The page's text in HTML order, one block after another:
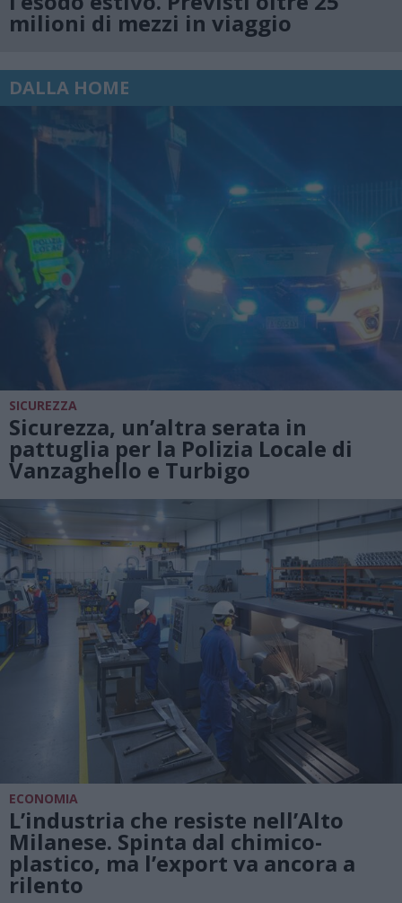
milioni di mezzi in viaggio
DALLA HOME
SICUREZZA
Sicurezza, un’altra serata in
pattuglia per la Polizia Locale di
Vanzaghello e Turbigo
ECONOMIA
L’industria che resiste nell’Alto
Milanese. Spinta dal chimico-
plastico, ma l’export va ancora a
rilento